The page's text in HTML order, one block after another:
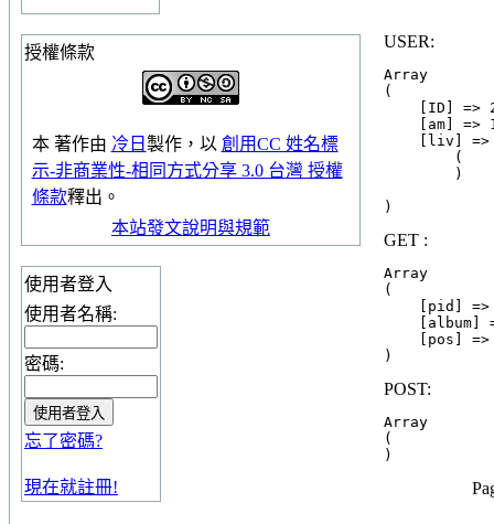
授權條款
本 著作由 冷日 製作，以 創用CC 姓名標
示-非商業性-相同方式分享 3.0 台灣 授權
條款釋出。
本站發文說明與規範
使用者登入
使用者名稱:
密碼:
忘了密碼?
現在就註冊!
USER:
Array
(
[ID] =>
[am] =>
[liv] =>
        (
        )
GET :
Array
(
[pid] =>
[album]
[pos] =>
POST:
Array
(